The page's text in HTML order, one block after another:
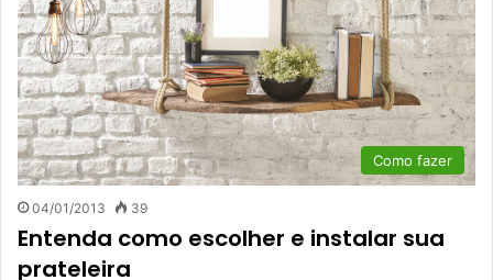
Como fazer
04/01/2013 39
Entenda como escolher e instalar sua
prateleira